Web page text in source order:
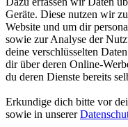
Geräte. Diese nutzen wir
Website und um dir
sowie zur Analyse der
deine verschlüsselten
dir über deren Online-
du deren Dienste bereits
Erkundige dich bitte vor
sowie in unserer